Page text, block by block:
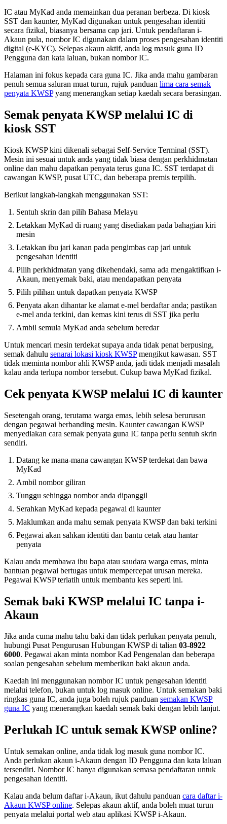
IC atau MyKad anda memainkan dua peranan berbeza. Di kiosk
SST dan kaunter, MyKad digunakan untuk pengesahan identiti
secara fizikal, biasanya bersama cap jari. Untuk pendaftaran i-
Akaun pula, nombor IC digunakan dalam proses pengesahan identiti
digital (e-KYC). Selepas akaun aktif, anda log masuk guna ID
Pengguna dan kata laluan, bukan nombor IC.
Halaman ini fokus kepada cara guna IC. Jika anda mahu gambaran
penuh semua saluran muat turun, rujuk panduan lima cara semak
penyata KWSPyang menerangkan setiap kaedah secara berasingan.
Semak penyata KWSP melalui IC di
kiosk SST
Kiosk KWSP kini dikenali sebagai Self-Service Terminal (SST).
Mesin ini sesuai untuk anda yang tidak biasa dengan perkhidmatan
online dan mahu dapatkan penyata terus guna IC. SST terdapat di
cawangan KWSP, pusat UTC, dan beberapa premis terpilih.
Berikut langkah-langkah menggunakan SST:
Sentuh skrin dan pilih Bahasa Melayu
Letakkan MyKad di ruang yang disediakan pada bahagian kiri
mesin
Letakkan ibu jari kanan pada pengimbas cap jari untuk
pengesahan identiti
Pilih perkhidmatan yang dikehendaki, sama ada mengaktifkan i-
Akaun, menyemak baki, atau mendapatkan penyata
Pilih pilihan untuk dapatkan penyata KWSP
Penyata akan dihantar ke alamat e-mel berdaftar anda; pastikan
e-mel anda terkini, dan kemas kini terus di SST jika perlu
Ambil semula MyKad anda sebelum beredar
Untuk mencari mesin terdekat supaya anda tidak penat berpusing,
semak dahulu senarai lokasi kiosk KWSPmengikut kawasan. SST
tidak meminta nombor ahli KWSP anda, jadi tidak menjadi masalah
kalau anda terlupa nombor tersebut. Cukup bawa MyKad fizikal.
Cek penyata KWSP melalui IC di kaunter
Sesetengah orang, terutama warga emas, lebih selesa berurusan
dengan pegawai berbanding mesin. Kaunter cawangan KWSP
menyediakan cara semak penyata guna IC tanpa perlu sentuh skrin
sendiri.
Datang ke mana-mana cawangan KWSP terdekat dan bawa
MyKad
Ambil nombor giliran
Tunggu sehingga nombor anda dipanggil
Serahkan MyKad kepada pegawai di kaunter
Maklumkan anda mahu semak penyata KWSP dan baki terkini
Pegawai akan sahkan identiti dan bantu cetak atau hantar
penyata
Kalau anda membawa ibu bapa atau saudara warga emas, minta
bantuan pegawai bertugas untuk mempercepat urusan mereka.
Pegawai KWSP terlatih untuk membantu kes seperti ini.
Semak baki KWSP melalui IC tanpa i-
Akaun
Jika anda cuma mahu tahu baki dan tidak perlukan penyata penuh,
hubungi Pusat Pengurusan Hubungan KWSP di talian 03-8922
6000. Pegawai akan minta nombor Kad Pengenalan dan beberapa
soalan pengesahan sebelum memberikan baki akaun anda.
Kaedah ini menggunakan nombor IC untuk pengesahan identiti
melalui telefon, bukan untuk log masuk online. Untuk semakan baki
ringkas guna IC, anda juga boleh rujuk panduan semakan KWSP
guna IC yang menerangkan kaedah semak baki dengan lebih lanjut.
Perlukah IC untuk semak KWSP online?
Untuk semakan online, anda tidak log masuk guna nombor IC.
Anda perlukan akaun i-Akaun dengan ID Pengguna dan kata laluan
tersendiri. Nombor IC hanya digunakan semasa pendaftaran untuk
pengesahan identiti.
Kalau anda belum daftar i-Akaun, ikut dahulu panduan cara daftar i-
Akaun KWSP online. Selepas akaun aktif, anda boleh muat turun
penyata melalui portal web atau aplikasi KWSP i-Akaun.